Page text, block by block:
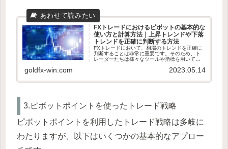
FXトレードにおけるピボットの基本的な
使い方と計算方法｜上昇トレンドや下落
トレンドを正確に判断する方法
FXトレードにおいて、相場のトレンドを正確に
判断することは非常に重要です。そのため、ト
レーダーたちは様々なツールや指標を用いて、
極めています。その中でも、ピボットは非常に
goldfx-win.com 2023.05.14
3.ピボットポイントを使ったトレード戦略
ピボットポイントを利用したトレード戦略は多岐に
わたりますが、以下はいくつかの基本的なアプロー